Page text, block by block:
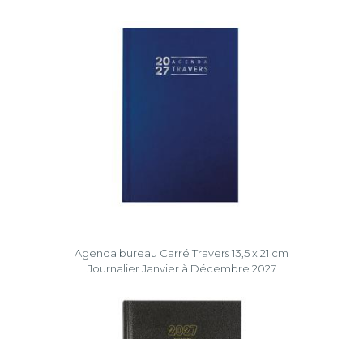
Agenda bureau Carré Travers 13,5 x 21 cm
Journalier Janvier à Décembre 2027